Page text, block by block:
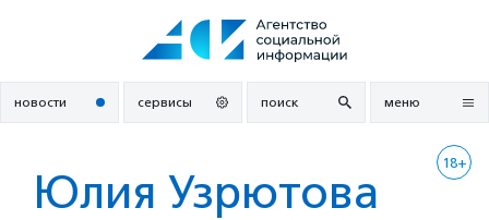
новости сервисы поиск меню
18+
Юлия Узрютова